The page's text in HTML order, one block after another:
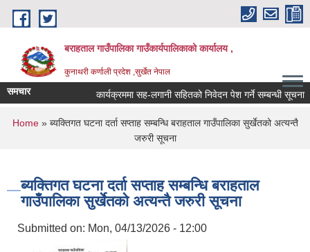
Skip to main content
बराहताल गाउँपालिका गाउँकार्यपालिकाको कार्यालय ,
कुनाथरी कर्णाली प्रदेश ,सुर्खेत नेपाल
समचार कार्यक्रममा सह-लगानी सहितको निवेदन पेश गर्ने सम्बन्धी सूचना
You are here
Home» ब्यक्तिगत घटना दर्ता सप्ताह सम्बन्धि बराहताल गाउँपालिका सुर्खेतको अत्यन्तै
जरुरी सूचना
ब्यक्तिगत घटना दर्ता सप्ताह सम्बन्धि बराहताल
गाउँपालिका सुर्खेतको अत्यन्तै जरुरी सूचना
Submitted on: Mon, 04/13/2026 - 12:00